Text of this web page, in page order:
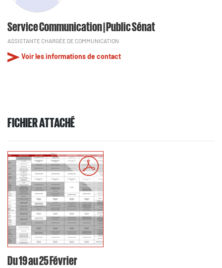
Service Communication | Public Sénat
ASSISTANTE CHARGÉE DE COMMUNICATION
Voir les informations de contact
FICHIER ATTACHÉ
Du 19 au 25 Février